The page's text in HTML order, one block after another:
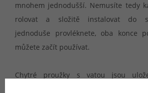
mnohem jednodušší. Nemusíte tedy
rolovat a složitě instalovat do
jednoduše provléknete, oba konce
můžete začít používat.
Chytré proužky s vatou jsou